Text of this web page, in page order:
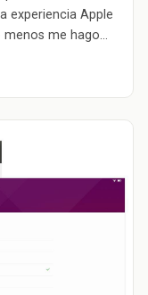
experiencia Apple
menos me hago